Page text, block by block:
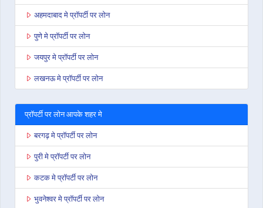
अहमदाबाद मे प्रॉपर्टी पर लोन
पुणे मे प्रॉपर्टी पर लोन
जयपुर मे प्रॉपर्टी पर लोन
लखनऊ मे प्रॉपर्टी पर लोन
प्रॉपर्टी पर लोन आपके शहर मे
बरगढ़ मे प्रॉपर्टी पर लोन
पुरी मे प्रॉपर्टी पर लोन
कटक मे प्रॉपर्टी पर लोन
भुवनेश्वर मे प्रॉपर्टी पर लोन